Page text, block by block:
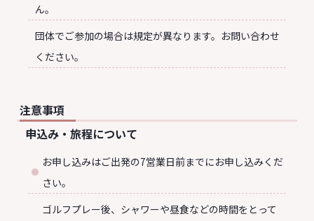
ん。
団体でご参加の場合は規定が異なります。お問い合わせ
ください。
注意事項
申込み・旅程について
お申し込みはご出発の7営業日前までにお申し込みくだ
さい。
ゴルフプレー後、シャワーや昼食などの時間をとって